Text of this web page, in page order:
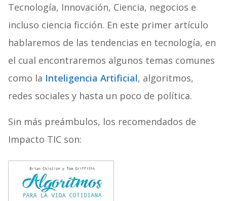
Tecnología, Innovación, Ciencia, negocios e
incluso ciencia ficción. En este primer artículo
hablaremos de las tendencias en tecnología, en
el cual encontraremos algunos temas comunes
como la Inteligencia Artificial, algoritmos,
redes sociales y hasta un poco de política.
Sin más preámbulos, los recomendados de
Impacto TIC son: